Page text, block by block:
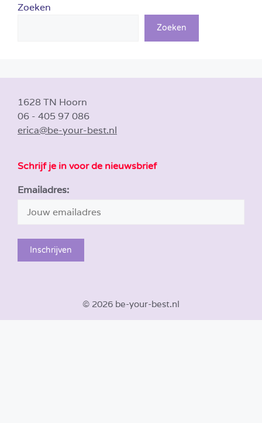
Zoeken
Zoeken
1628 TN Hoorn
06 - 405 97 086
erica@be-your-best.nl
Schrijf je in voor de nieuwsbrief
Emailadres:
© 2026 be-your-best.nl